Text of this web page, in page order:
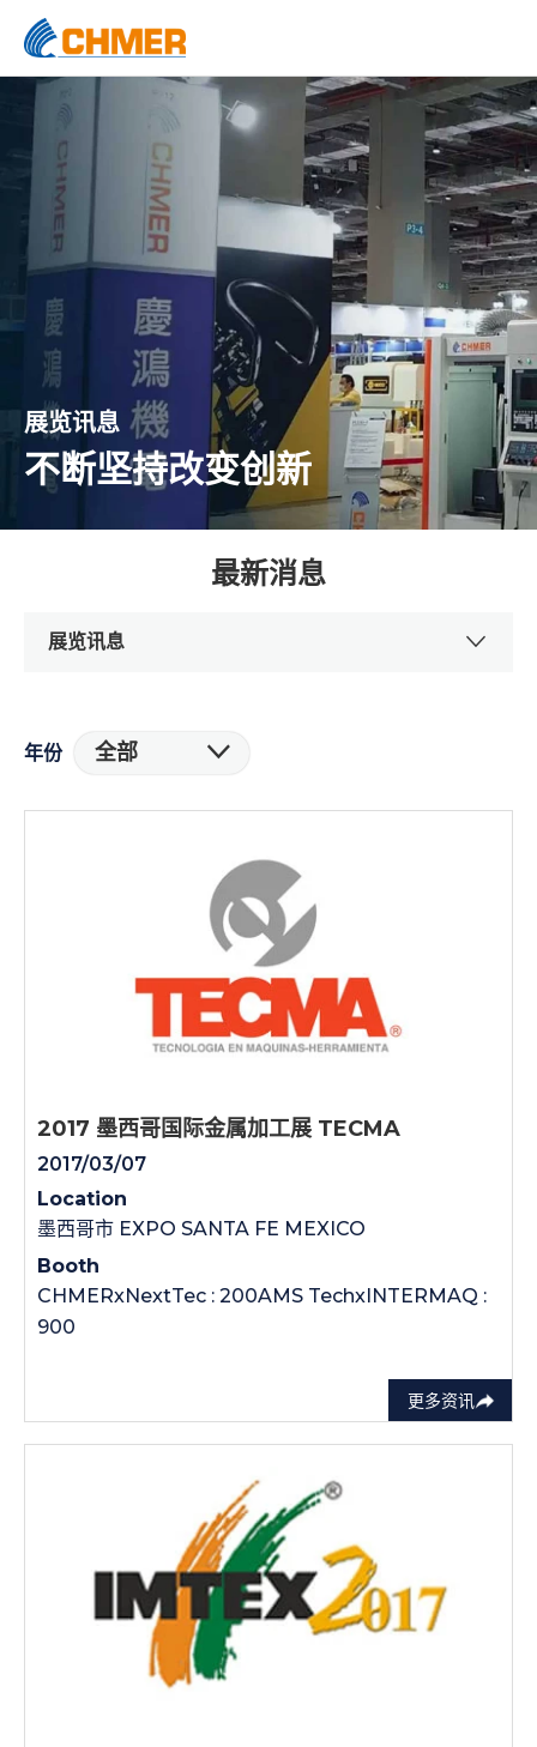
展览讯息
不断坚持改变创新
最新消息
展览讯息
年份 全部
更多资讯
2017 墨西哥国际金属加工展 TECMA
2017/03/07
Location
墨西哥市 EXPO SANTA FE MEXICO
Booth
CHMERxNextTec : 200AMS TechxINTERMAQ :
900